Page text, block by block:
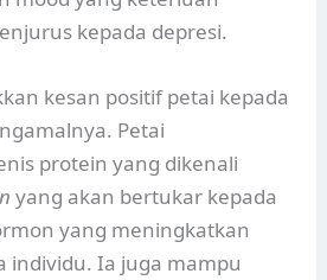
kepada depresi.
kesan positif petai kepada
Petai
protein yang dikenali
yang akan bertukar kepada
yang meningkatkan
individu. Ia juga mampu